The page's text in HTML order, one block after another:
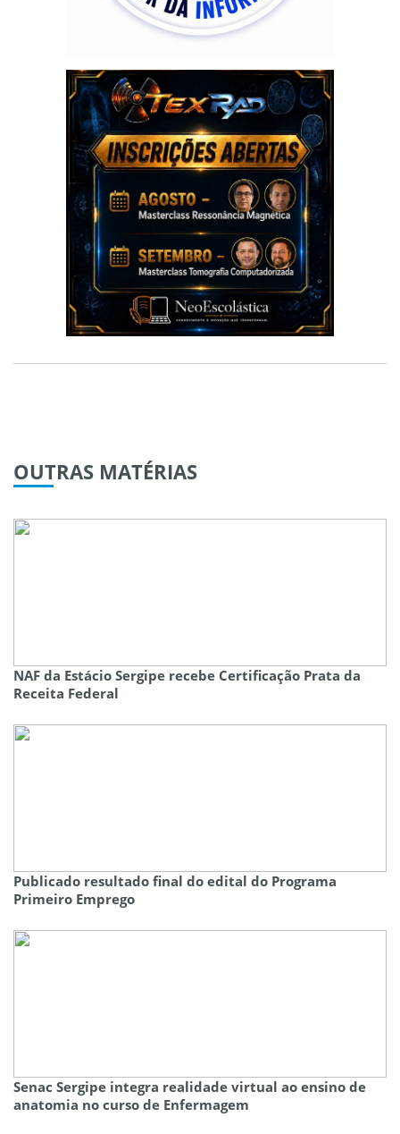
OUTRAS MATÉRIAS
NAF da Estácio Sergipe recebe Certificação Prata da
Receita Federal
Publicado resultado final do edital do Programa
Primeiro Emprego
Senac Sergipe integra realidade virtual ao ensino de
anatomia no curso de Enfermagem